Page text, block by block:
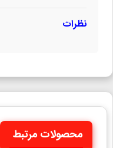
نظرات
محصولات مرتبط